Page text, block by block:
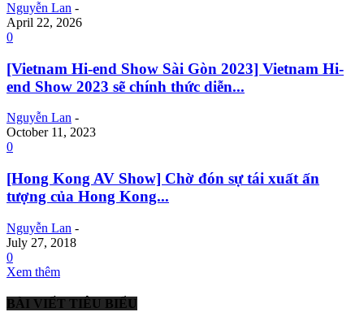
Nguyễn Lan -
April 22, 2026
0
[Vietnam Hi-end Show Sài Gòn 2023] Vietnam Hi-
end Show 2023 sẽ chính thức diễn...
Nguyễn Lan -
October 11, 2023
0
[Hong Kong AV Show] Chờ đón sự tái xuất ấn
tượng của Hong Kong...
Nguyễn Lan -
July 27, 2018
0
Xem thêm
BÀI VIẾT TIÊU BIỂU